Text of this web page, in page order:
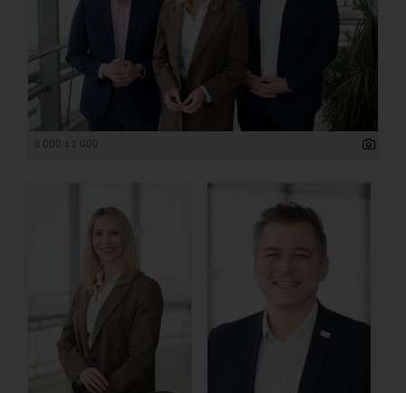
3 000 x 2 000